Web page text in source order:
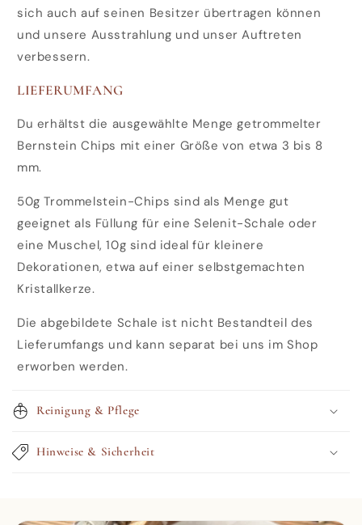
sich auch auf seinen Besitzer übertragen können
und unsere Ausstrahlung und unser Auftreten
verbessern.
LIEFERUMFANG
Du erhältst die ausgewählte Menge getrommelter
Bernstein Chips mit einer Größe von etwa 3 bis 8
mm.
50g Trommelstein-Chips sind als Menge gut
geeignet als Füllung für eine Selenit-Schale oder
eine Muschel, 10g sind ideal für kleinere
Dekorationen, etwa auf einer selbstgemachten
Kristallkerze.
Die abgebildete Schale ist nicht Bestandteil des
Lieferumfangs und kann separat bei uns im Shop
erworben werden.
Reinigung & Pflege
Hinweise & Sicherheit